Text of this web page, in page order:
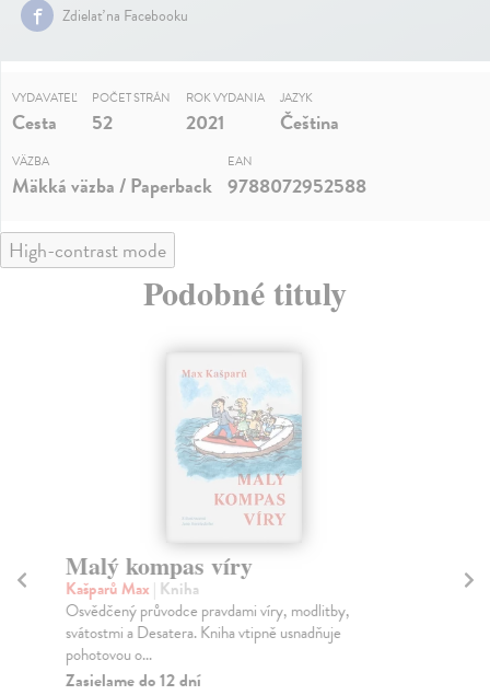
Zdielať na Facebooku
VYDAVATEĽ
Cesta
POČET STRÁN
52
ROK VYDANIA
2021
JAZYK
Čeština
VÄZBA
Mäkká väzba / Paperback
EAN
9788072952588
High-contrast mode
Podobné tituly
Malý kompas víry
Kašparů Max | Kniha
Osvědčený průvodce pravdami víry, modlitby,
svátostmi a Desatera. Kniha vtipně usnadňuje
pohotovou o...
Zasielame do 12 dní